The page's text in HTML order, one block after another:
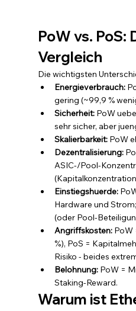
PoW vs. PoS:
Vergleich
Die wichtigsten
Energieverbrauch:
gering (~99,9 %
Sicherheit: PoW
sehr sicher, aber
Skalierbarkeit: PoW
Dezentralisierung:
ASIC-/Pool-
Einstiegshuerde:
Hardware und
(oder Pool-
Angriffskosten: PoW
%), PoS =
Risiko - beides
Belohnung: PoW =
Staking-Reward.
Warum ist